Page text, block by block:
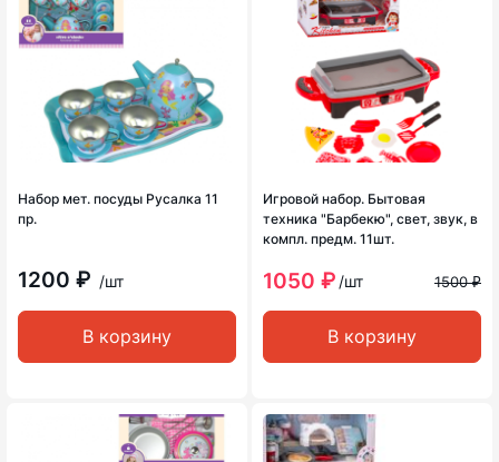
Набор мет. посуды Русалка 11
пр.
1200 ₽ /шт
В корзину
Игровой набор. Бытовая
техника "Барбекю", свет, звук, в
компл. предм. 11шт.
1050 ₽ /шт 1500 ₽
В корзину